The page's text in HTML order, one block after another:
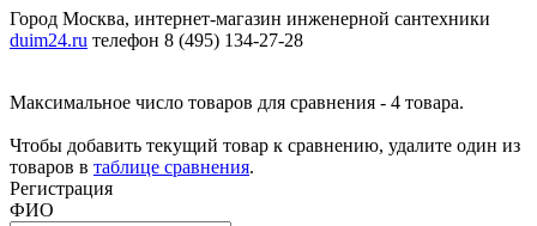
Город Москва, интернет-магазин инженерной сантехники
duim24.ru телефон 8 (495) 134-27-28
Максимальное число товаров для сравнения - 4 товара.
Чтобы добавить текущий товар к сравнению, удалите один из
товаров в таблице сравнения.
Регистрация
ФИО